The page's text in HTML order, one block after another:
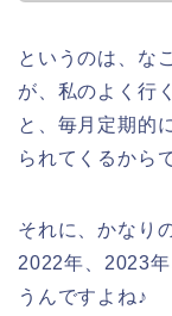
というのは、な
が、私のよく行
と、毎月定期的
られてくるから
それに、かなり
2022年、2023
うんですよね♪